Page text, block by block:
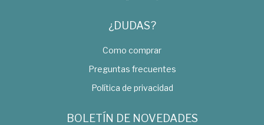
¿DUDAS?
Como comprar
Preguntas frecuentes
Política de privacidad
BOLETÍN DE NOVEDADES